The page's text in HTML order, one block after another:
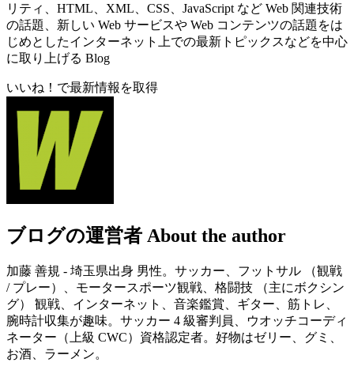
リティ、HTML、XML、CSS、JavaScript など Web 関連技術
の話題、新しい Web サービスや Web コンテンツの話題をは
じめとしたインターネット上での最新トピックスなどを中心
に取り上げる Blog
いいね！で最新情報を取得
ブログの運営者 About the author
加藤 善規 - 埼玉県出身 男性。サッカー、フットサル （観戦
/ プレー）、モータースポーツ観戦、格闘技 （主にボクシン
グ） 観戦、インターネット、音楽鑑賞、ギター、筋トレ、
腕時計収集が趣味。サッカー 4 級審判員、ウオッチコーディ
ネーター（上級 CWC）資格認定者。好物はゼリー、グミ、
お酒、ラーメン。